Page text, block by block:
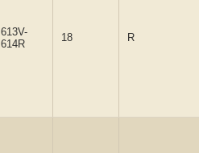
613V-
614R
18 R